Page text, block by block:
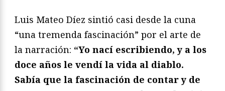
Luis Mateo Díez sintió casi desde la cuna
“una tremenda fascinación” por el arte de
la narración: “Yo nací escribiendo, y a los
doce años le vendí la vida al diablo.
Sabía que la fascinación de contar y de